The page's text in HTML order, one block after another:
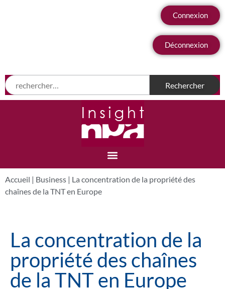
Connexion
Déconnexion
Accueil | Business | La concentration de la propriété des
chaînes de la TNT en Europe
La concentration de la
propriété des chaînes
de la TNT en Europe